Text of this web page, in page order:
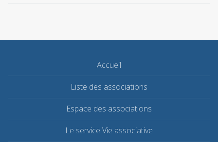
Accueil
Liste des associations
Espace des associations
Le service Vie associative